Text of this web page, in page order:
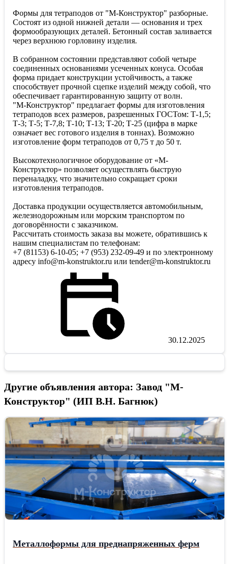
Формы для тетраподов от "М-Конструктор" разборные.
Состоят из одной нижней детали — основания и трех
формообразующих деталей. Бетонный состав заливается
через верхнюю горловину изделия.
В собранном состоянии представляют собой четыре
соединенных основаниями усеченных конуса. Особая
форма придает конструкции устойчивость, а также
способствует прочной сцепке изделий между собой, что
обеспечивает гарантированную защиту от волн.
"М-Конструктор" предлагает формы для изготовления
тетраподов всех размеров, разрешенных ГОСТом: Т-1,5;
Т-3; Т-5; Т-7,8; Т-10; Т-13; Т-20; Т-25 (цифра в марке
означает вес готового изделия в тоннах). Возможно
изготовление форм тетраподов от 0,75 т до 50 т.
Высокотехнологичное оборудование от «М-
Конструктор» позволяет осуществлять быструю
переналадку, что значительно сокращает сроки
изготовления тетраподов.
Доставка продукции осуществляется автомобильным,
железнодорожным или морским транспортом по
договорённости с заказчиком.
Рассчитать стоимость заказа вы можете, обратившись к
нашим специалистам по телефонам:
+7 (81153) 6-10-05; +7 (953) 232-09-49 и по электронному
адресу info@m-konstruktor.ru или tender@m-konstruktor.ru
30.12.2025
Другие объявления автора: Завод "М-
Конструктор" (ИП В.Н. Багнюк)
Металлоформы для преднапряженных ферм